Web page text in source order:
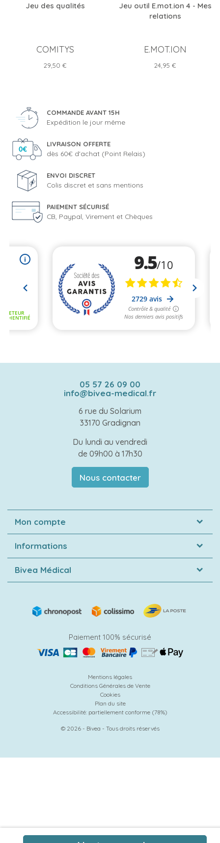
Jeu des qualités
COMITYS
Prix
29,50 €
Jeu outil E.mot.ion 4 - Mes
relations
E.MOT.ION
Prix
24,95 €
COMMANDE AVANT 15H
Expédition le jour même
LIVRAISON OFFERTE
dès 60€ d'achat (Point Relais)
ENVOI DISCRET
Colis discret et sans mentions
PAIEMENT SÉCURISÉ
CB, Paypal, Virement et Chèques
05 57 26 09 00
info@bivea-medical.fr
6 rue du Solarium
33170 Gradignan
Du lundi au vendredi
de 09h00 à 17h30
Nous contacter
Mon compte
Informations
Bivea Médical
Paiement 100% sécurisé
Mentions légales
Conditions Générales de Vente
Cookies
Plan du site
Accessibilité: partiellement conforme (78%)
© 2026 - Bivea - Tous droits réservés